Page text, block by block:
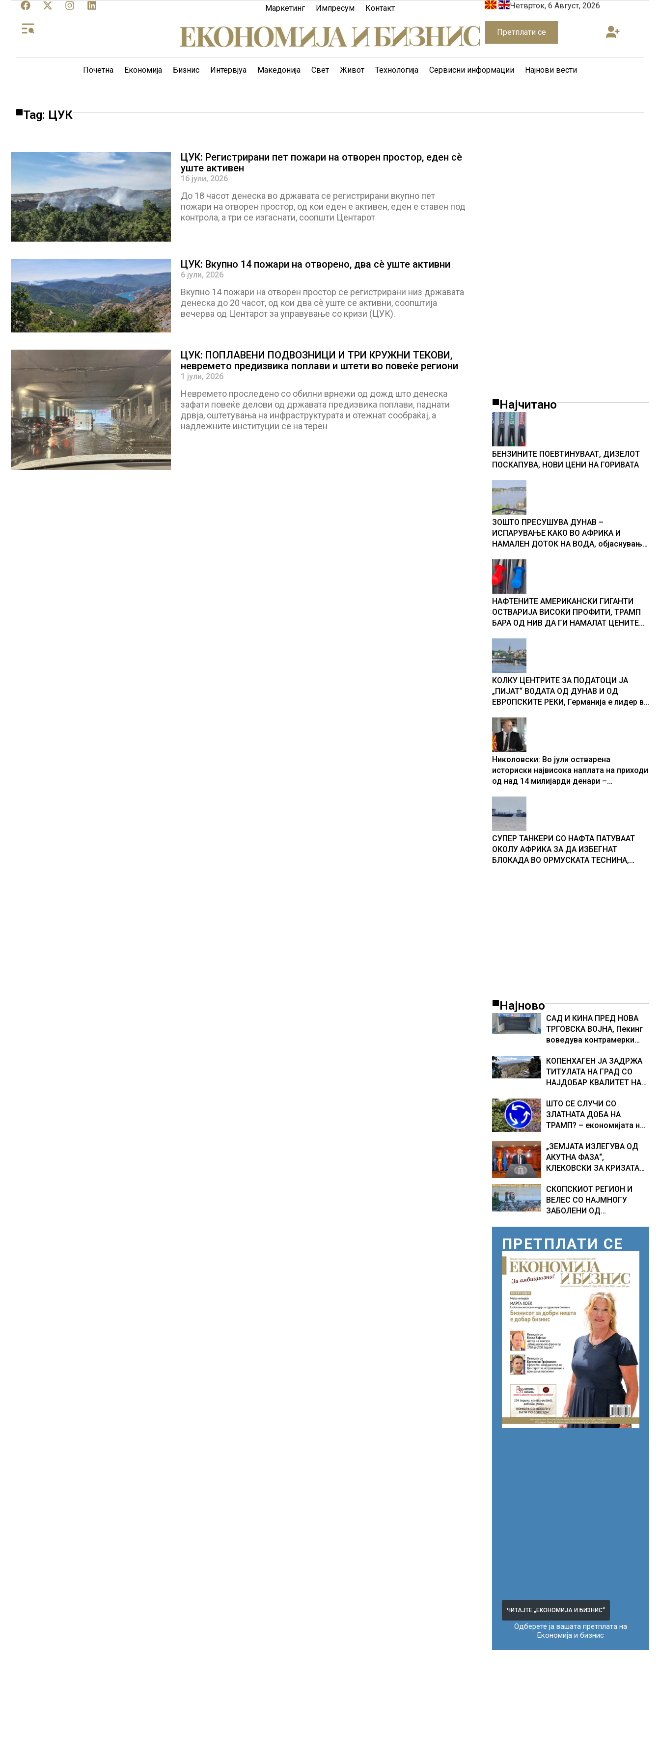
Маркетинг Импресум Контакт Четврток, 6 Август, 2026
Претплати се
Почетна Економија Бизнис Интервјуа Македонија Свет Живот Технологија Сервисни информации Најнови вести
Tag: ЦУК
ЦУК: Регистрирани пет пожари на отворен простор, еден сѐ
уште активен
16 јули, 2026
До 18 часот денеска во државата се регистрирани вкупно пет
пожари на отворен простор, од кои еден е активен, еден е ставен под
контрола, а три се изгаснати, соопшти Центарот
ЦУК: Вкупно 14 пожари на отворено, два сѐ уште активни
6 јули, 2026
Вкупно 14 пожари на отворен простор се регистрирани низ државата
денеска до 20 часот, од кои два сѐ уште се активни, соопштија
вечерва од Центарот за управување со кризи (ЦУК).
ЦУК: ПОПЛАВЕНИ ПОДВОЗНИЦИ И ТРИ КРУЖНИ ТЕКОВИ,
невремето предизвика поплави и штети во повеќе региони
1 јули, 2026
Невремето проследено со обилни врнежи од дожд што денеска
зафати повеќе делови од државата предизвика поплави, паднати
дрвја, оштетувања на инфраструктурата и отежнат сообраќај, а
надлежните институции се на терен
Најчитано
БЕНЗИНИТЕ ПОЕВТИНУВААТ, ДИЗЕЛОТ
ПОСКАПУВА, НОВИ ЦЕНИ НА ГОРИВАТА
ЗОШТО ПРЕСУШУВА ДУНАВ –
ИСПАРУВАЊЕ КАКО ВО АФРИКА И
НАМАЛЕН ДОТОК НА ВОДА, објаснување
НАФТЕНИТЕ АМЕРИКАНСКИ ГИГАНТИ
ОСТВАРИЈА ВИСОКИ ПРОФИТИ, ТРАМП
БАРА ОД НИВ ДА ГИ НАМАЛАТ ЦЕНИТЕ
КОЛКУ ЦЕНТРИТЕ ЗА ПОДАТОЦИ ЈА
„ПИЈАТ“ ВОДАТА ОД ДУНАВ И ОД
ЕВРОПСКИТЕ РЕКИ, Германија е лидер во
податоци
Николовски: Во јули остварена
историски највисока наплата на приходи
од над 14 милијарди денари –
СУПЕР ТАНКЕРИ СО НАФТА ПАТУВААТ
ОКОЛУ АФРИКА ЗА ДА ИЗБЕГНАТ
БЛОКАДА ВО ОРМУСКАТА ТЕСНИНА,
Најново
САД И КИНА ПРЕД НОВА
ТРГОВСКА ВОЈНА, Пекинг
воведува контрамерки
компании и организации
КОПЕНХАГЕН ЈА ЗАДРЖА
ТИТУЛАТА НА ГРАД СО
НАЈДОБАР КВАЛИТЕТ НА
најниско рангирање
продолжуваат да бидат
обележани со
ШТО СЕ СЛУЧИ СО
ЗЛАТНАТА ДОБА НА
ТРАМП? – економијата на
најавениот забрзан
економски раст
„ЗЕМЈАТА ИЗЛЕГУВА ОД
АКУТНА ФАЗА“,
КЛЕКОВСКИ ЗА КРИЗАТА
СКОПСКИОТ РЕГИОН И
ВЕЛЕС СО НАЈМНОГУ
ЗАБОЛЕНИ ОД
здравство Сашо
Клековски
ПРЕТПЛАТИ СЕ
ЧИТАЈТЕ „ЕКОНОМИЈА И БИЗНИС“
Одберете ја вашата претплата на
Економија и бизнис